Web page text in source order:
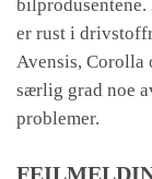
er rust i
Avensis, Corolla
særlig grad noe
problemer.